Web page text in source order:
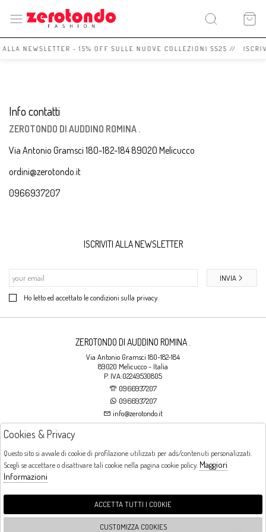
NEWSLETTER - 15% OFF SULLE NUOVE COLLEZIONI SS25 //
Info contatti
ZEROTONDO DI AUDDINO ROMINA .
Via Antonio Gramsci 180-182-184 89020 Melicucco
ordini@zerotondo.it
0966937207
ISCRIVITI ALLA NEWSLETTER
Ho letto ed accettato le condizioni sulla privacy.
INVIA
ZEROTONDO DI AUDDINO ROMINA .
Via Antonio Gramsci 180-182-184
89020 Melicucco - Italia
P. IVA:02249530805
0966937207
0966937207
info@zerotondo.it
Orari di apertura
LUNEDI: CHIUSO LA MATTINA - DALLE 16:00 ALLE 20:00 DAL MARTEDI AL
Cookies & Privacy
Questo sito si avvale di cookie di profilazione utilizzati per ads/contenuti personalizzati.
Scegli se accettare o disattivare tali cookie nella pagina cookie policy. Maggiori
Informazioni
ACCETTA TUTTI I COOKIE
CUSTOMIZZA COOKIES